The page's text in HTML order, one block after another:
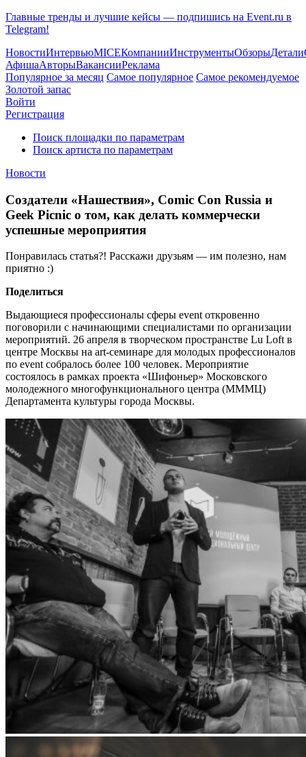
Главные тренды и лучшие кейсы — подпишись на Event.ru в
Telegram!
НовостиИнтервьюMICEКомпанииИнструментыОбзорыДетали
АфишаАвторыВакансииРеклама
Популярное за месяц Самое популярное Самое рекомендуемое
Золотой запас
Войти
Регистрация
Поиск площадки по параметрам
Поиск артиста по параметрам
Новости
Создатели «Нашествия», Comic Con Russia и
Geek Picnic о том, как делать коммерчески
успешные мероприятия
Понравилась статья?! Расскажи друзьям — им полезно, нам
приятно :)
Поделиться
Выдающиеся профессионалы сферы event откровенно
поговорили с начинающими специалистами по организации
мероприятий. 26 апреля в творческом пространстве Lu Loft в
центре Москвы на art-семинаре для молодых профессионалов
по event собралось более 100 человек. Мероприятие
состоялось в рамках проекта «Шифоньер» Московского
молодежного многофункционального центра (МММЦ)
Департамента культуры города Москвы.